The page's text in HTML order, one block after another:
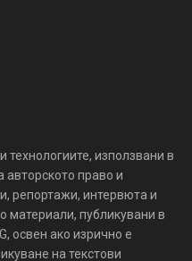
използвани в
авторското право и
репортажи, интервюта и
материали, публикувани в
освен ако изрично е
на текстови